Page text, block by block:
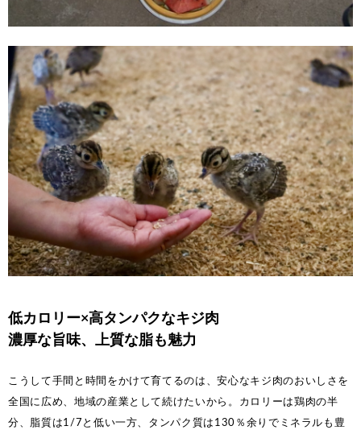
低カロリー×高タンパクなキジ肉
濃厚な旨味、上質な脂も魅力
こうして手間と時間をかけて育てるのは、安心なキジ肉のおいしさを
全国に広め、地域の産業として続けたいから。カロリーは鶏肉の半
分、脂質は1/7と低い一方、タンパク質は130％余りでミネラルも豊